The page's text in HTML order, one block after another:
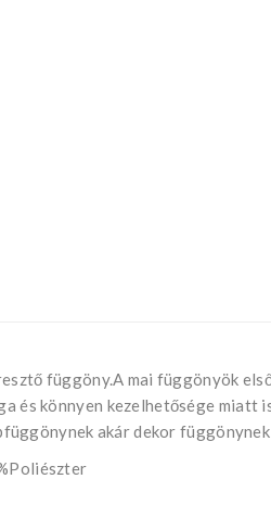
függöny.A mai függönyök
és könnyen kezelhetősége miatt
akár dekor